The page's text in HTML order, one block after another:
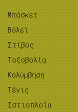
Μπάσκετ
Βόλεϊ
Στίβος
Tοξοβολία
Κολύμβηση
Τένις
Ιστιοπλοΐα